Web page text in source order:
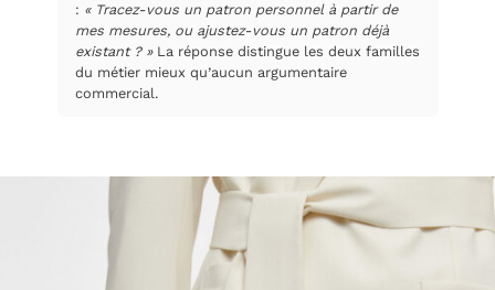
: « Tracez-vous un patron personnel à partir de
mes mesures, ou ajustez-vous un patron déjà
existant ? »La réponse distingue les deux familles
du métier mieux qu’aucun argumentaire
commercial.